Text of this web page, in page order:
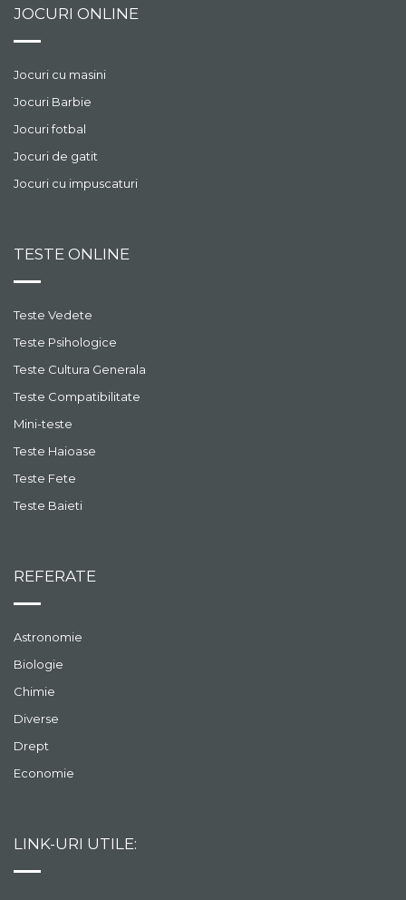
JOCURI ONLINE
Jocuri cu masini
Jocuri Barbie
Jocuri fotbal
Jocuri de gatit
Jocuri cu impuscaturi
TESTE ONLINE
Teste Vedete
Teste Psihologice
Teste Cultura Generala
Teste Compatibilitate
Mini-teste
Teste Haioase
Teste Fete
Teste Baieti
REFERATE
Astronomie
Biologie
Chimie
Diverse
Drept
Economie
LINK-URI UTILE: